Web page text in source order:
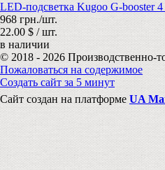
LED-подсветка Kugoo G-booster
968 грн./шт.
22.00 $ / шт.
в наличии
© 2018 - 2026
Пожаловаться на содержимое
Создать сайт за 5 минут
Сайт создан на платформе UA